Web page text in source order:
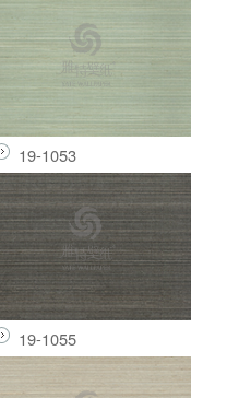
19-1053
19-1055